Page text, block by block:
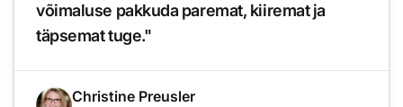
võimaluse pakkuda paremat, kiiremat ja
täpsemat tuge."
Christine Preusler